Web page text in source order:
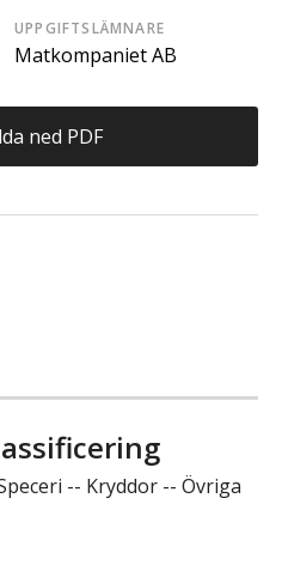
UPPGIFTSLÄMNARE
Matkompaniet AB
ned PDF
-- Kryddor -- Övriga